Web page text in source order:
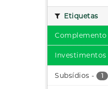
Etiquetas
Complemento
Investimentos
Subsídios - 1